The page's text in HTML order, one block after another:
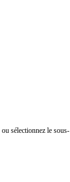
sélectionnez le sous-